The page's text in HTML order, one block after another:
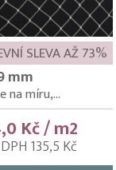
SLEVA AŽ 73%
mm
na míru,...
Kč / m2
135,5 Kč